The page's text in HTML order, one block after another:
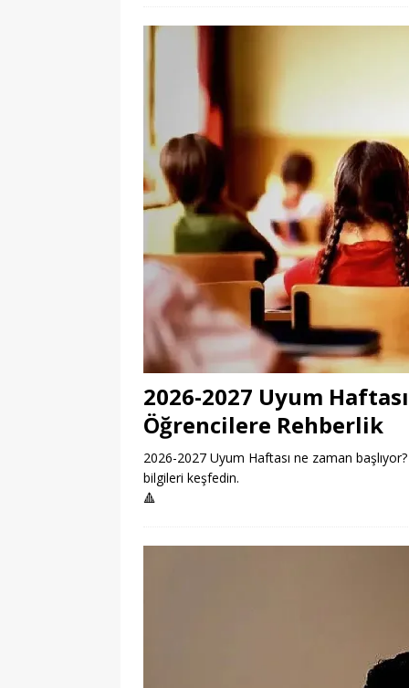
2026-2027 Uyum
Öğrencilere Rehberlik
2026-2027 Uyum Haftası ne zaman
bilgileri keşfedin.
🔺